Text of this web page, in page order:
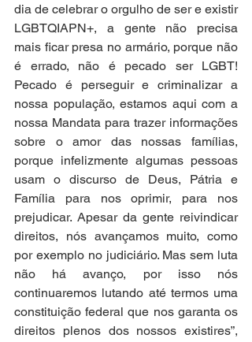
dia de celebrar o orgulho de ser e existir
LGBTQIAPN+, a gente não precisa
mais ficar presa no armário, porque não
é errado, não é pecado ser LGBT!
Pecado é perseguir e criminalizar a
nossa população, estamos aqui com a
nossa Mandata para trazer informações
sobre o amor das nossas famílias,
porque infelizmente algumas pessoas
usam o discurso de Deus, Pátria e
Família para nos oprimir, para nos
prejudicar. Apesar da gente reivindicar
direitos, nós avançamos muito, como
por exemplo no judiciário. Mas sem luta
não há avanço, por isso nós
continuaremos lutando até termos uma
constituição federal que nos garanta os
direitos plenos dos nossos existires”,